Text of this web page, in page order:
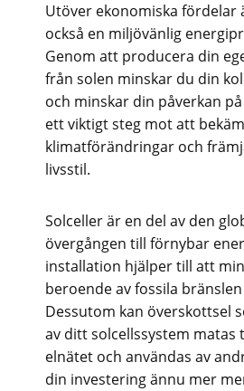
Utöver ekonomiska fördelar
också en miljövänlig
Genom att producera din
från solen minskar du din
och minskar din påverkan
ett viktigt steg mot att
klimatförändringar och
livsstil.
Solceller är en del av den
övergången till förnybar
installation hjälper till att
beroende av fossila
Dessutom kan överskottsel
av ditt solcellssystem matas
elnätet och användas av
din investering ännu mer